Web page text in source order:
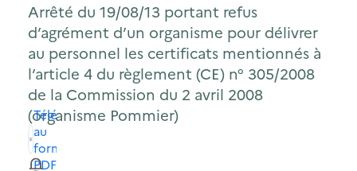
Arrêté du 19/08/13 portant refus
d’agrément d’un organisme pour délivrer
au personnel les certificats mentionnés à
l’article 4 du règlement (CE) n° 305/2008
de la Commission du 2 avril 2008
(organisme Pommier)
Télécharger
au
format
PDF